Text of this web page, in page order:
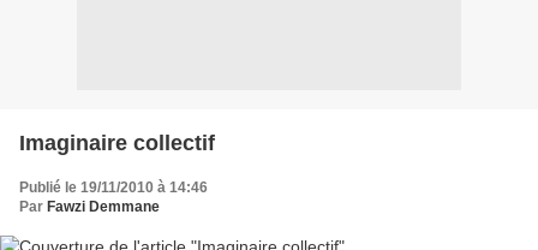
Imaginaire collectif
Publié le 19/11/2010 à 14:46
Par Fawzi Demmane